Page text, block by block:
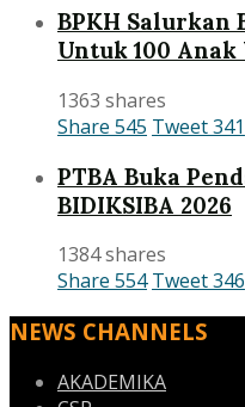
BPKH Salurkan
Untuk 100
1363 shares
Share 545 Tweet341
PTBA Buka
BIDIKSIBA 2026
1384 shares
Share 554 Tweet346
NEWS CHANNELS
AKADEMIKA